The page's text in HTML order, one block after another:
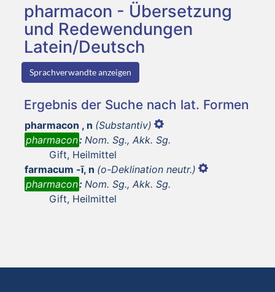
pharmacon - Übersetzung
und Redewendungen
Latein/Deutsch
Sprachverwandte anzeigen
Ergebnis der Suche nach lat. Formen
pharmacon , n (Substantiv)
pharmacon: Nom. Sg., Akk. Sg.
Gift, Heilmittel
farmacum -ī, n (o-Deklination neutr.)
pharmacon: Nom. Sg., Akk. Sg.
Gift, Heilmittel